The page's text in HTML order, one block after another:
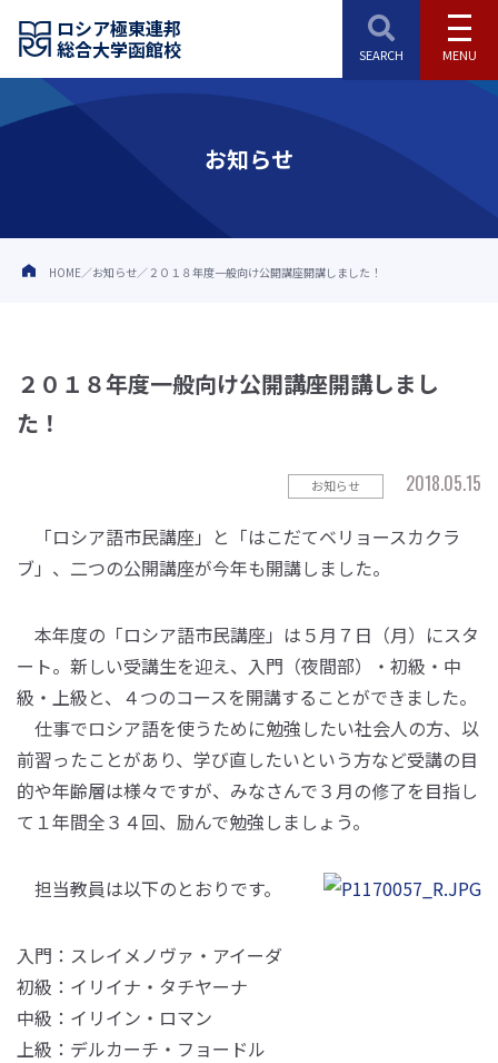
ロシア極東連邦
総合大学函館校
お知らせ
HOME お知らせ ２０１８年度一般向け公開講座開講しました！
２０１８年度一般向け公開講座開講しまし
た！
お知らせ
2018.05.15
「ロシア語市民講座」と「はこだてベリョースカクラ
ブ」、二つの公開講座が今年も開講しました。
本年度の「ロシア語市民講座」は５月７日（月）にスタ
ート。新しい受講生を迎え、入門（夜間部）・初級・中
級・上級と、４つのコースを開講することができました。
仕事でロシア語を使うために勉強したい社会人の方、以
前習ったことがあり、学び直したいという方など受講の目
的や年齢層は様々ですが、みなさんで３月の修了を目指し
て１年間全３４回、励んで勉強しましょう。
担当教員は以下のとおりです。
入門：スレイメノヴァ・アイーダ
初級：イリイナ・タチヤーナ
中級：イリイン・ロマン
上級：デルカーチ・フョードル